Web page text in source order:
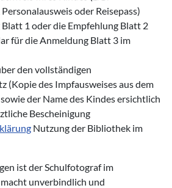
oder Reisepass)
1 oder die Empfehlung Blatt 2
für die Anmeldung Blatt 3 im
den vollständigen
(Kopie des Impfausweises aus dem
der Name des Kindes ersichtlich
Bescheinigung
Nutzung der Bibliothek im
ist der Schulfotograf im
unverbindlich und